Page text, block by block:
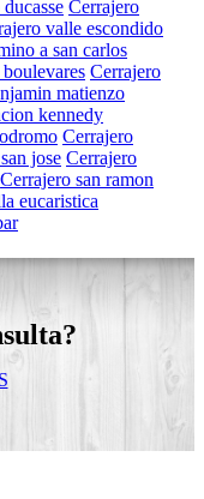
Cerrajero
valle escondido
a san carlos
Cerrajero
matienzo
kennedy
Cerrajero
jose Cerrajero
Cerrajero san ramon
eucaristica